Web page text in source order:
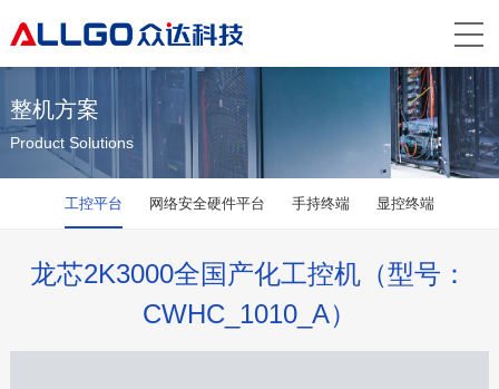
整机方案
Product Solutions
工控平台 网络安全硬件平台 手持终端 显控终端
龙芯2K3000全国产化工控机（型号：
CWHC_1010_A）